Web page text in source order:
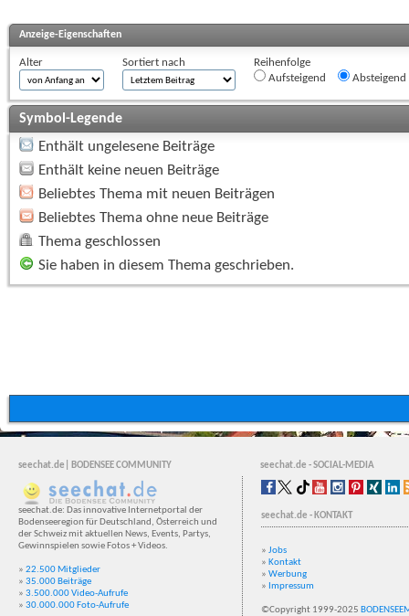
Anzeige-Eigenschaften
Alter Sortiert nach
Reihenfolge
Aufsteigend
Absteigend
Symbol-Legende
Enthält ungelesene Beiträge
Enthält keine neuen Beiträge
Beliebtes Thema mit neuen Beiträgen
Beliebtes Thema ohne neue Beiträge
Thema geschlossen
Sie haben in diesem Thema geschrieben.
seechat.de| BODENSEE COMMUNITY seechat.de - SOCIAL-MEDIA
seechat.de: Das innovative Internetportal der
Bodenseeregion für Deutschland, Österreich und
der Schweiz mit aktuellen News, Events, Partys,
Gewinnspielen sowie Fotos + Videos.
» 22.500 Mitglieder
» 35.000 Beiträge
» 3.500.000 Video-Aufrufe
» 30.000.000 Foto-Aufrufe
seechat.de - KONTAKT
» Jobs
» Kontakt
» Werbung
» Impressum
©Copyright 1999-2025